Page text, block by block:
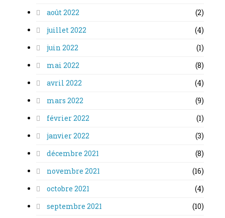
août 2022
(2)
juillet 2022
(4)
juin 2022
(1)
mai 2022
(8)
avril 2022
(4)
mars 2022
(9)
février 2022
(1)
janvier 2022
(3)
décembre 2021
(8)
novembre 2021
(16)
octobre 2021
(4)
septembre 2021
(10)